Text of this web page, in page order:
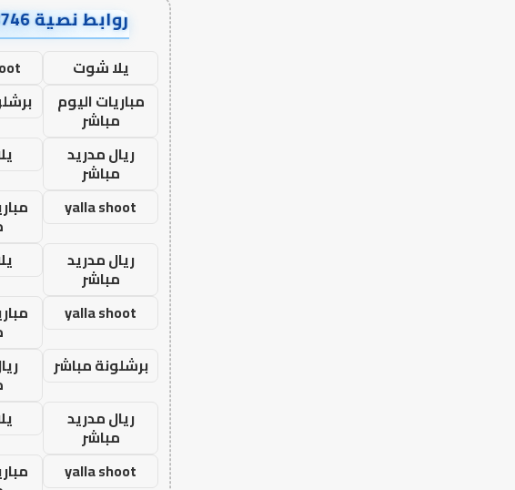
روابط نصية AA98746
يلا شوت
مباريات اليوم
مباشر
ريال مدريد
مباشر
yalla shoot
ريال مدريد
مباشر
yalla shoot
برشلونة مباشر
ريال مدريد
مباشر
yalla shoot